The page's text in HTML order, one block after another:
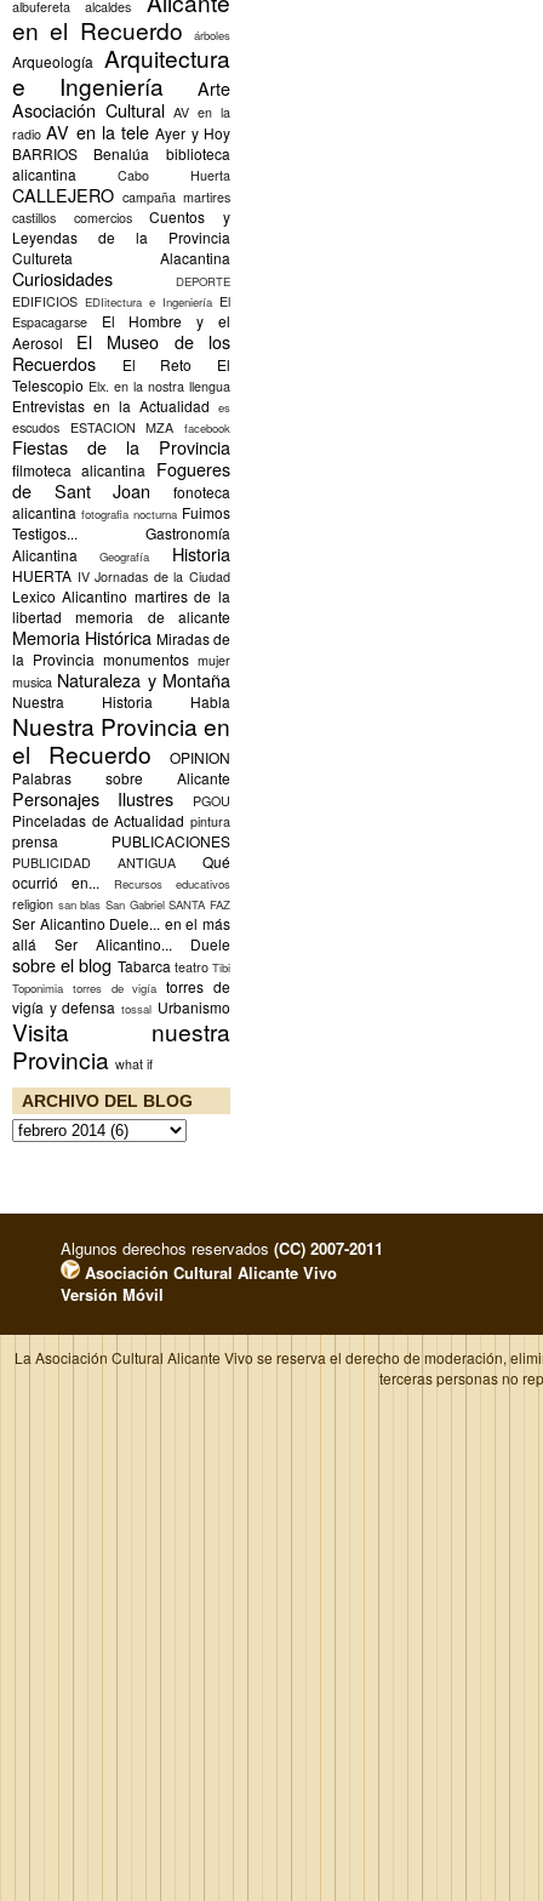
albufereta alcaldes
en el Recuerdo
árboles
Arqueología Arquitectura
e Ingeniería
Arte
Asociación Cultural AV en la
radio AV en la tele Ayer y Hoy
BARRIOS
Benalúa
biblioteca
alicantina
Cabo Huerta
CALLEJERO campaña martires
castillos
comercios
Cuentos y
Leyendas de la Provincia
Cultureta Alacantina
Curiosidades DEPORTE
EDIFICIOS EDIitectura e Ingeniería El
Espacagarse
El Hombre y el
Aerosol
El Museo de los
Recuerdos
El Reto
El
Telescopio Elx. en la nostra llengua
Entrevistas en la Actualidad es
escudos ESTACION MZA facebook
Fiestas de la Provincia
filmoteca alicantina
Fogueres
de Sant Joan
fonoteca
alicantina fotografia nocturna Fuimos
Testigos...
Gastronomía
Alicantina
Geografía Historia
HUERTA IV Jornadas de la Ciudad
Lexico Alicantino martires de la
libertad
memoria de alicante
Memoria Histórica Miradas de
la Provincia monumentos mujer
musica Naturaleza y Montaña
Nuestra Historia Habla
Nuestra Provincia en
el Recuerdo
OPINION
Palabras sobre Alicante
Personajes Ilustres PGOU
Pinceladas de Actualidad pintura
prensa PUBLICACIONES
PUBLICIDAD ANTIGUA
Qué
ocurrió en...
Recursos educativos
religion san blas San Gabriel SANTA FAZ
Ser Alicantino Duele... en el más
allá
Ser Alicantino... Duele
sobre el blog Tabarca teatro Tibi
Toponimia torres de vigía torres de
vigía y defensa tossal Urbanismo
Visita nuestra
Provincia what if
ARCHIVO DEL BLOG
Algunos derechos reservados (CC) 2007-2011
Asociación Cultural Alicante Vivo
Versión Móvil
La Asociación Cultural Alicante Vivo se reserva el derecho de moderación,
terceras personas no